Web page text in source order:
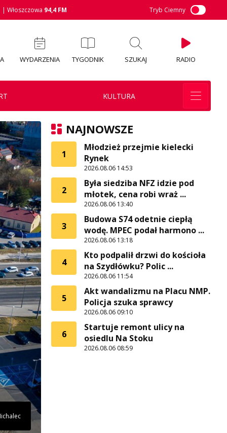
| Włoszczowa 94,4 FM Tryb Ciemny
WYDARZENIA TYGODNIK SZUKAJ RADIO
KULTURA
NAJNOWSZE
1
Młodzież przejmie kielecki
Rynek
2026.08.06 14:53
2
Była siedziba NFZ idzie pod
młotek, cena robi wraż ...
2026.08.06 13:40
3
Budowa S74 odetnie ciepłą
wodę. MPEC podał harmono ...
2026.08.06 13:18
4
Kto podpalił drzwi do kościoła
na Szydłówku? Polic ...
2026.08.06 11:54
5
Akt wandalizmu na Placu NMP.
Policja szuka sprawcy
2026.08.06 09:10
6
Startuje remont ulicy na
osiedlu Na Stoku
2026.08.06 08:59